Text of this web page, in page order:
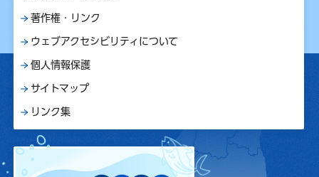
著作権・リンク
ウェブアクセシビリティについて
個人情報保護
サイトマップ
リンク集